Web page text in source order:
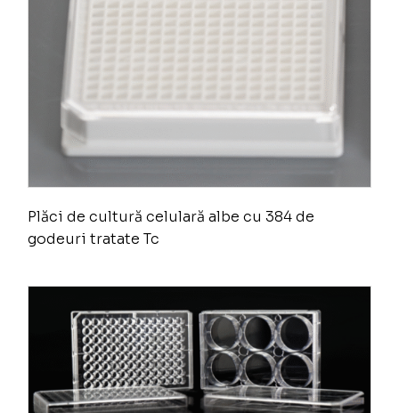
Plăci de cultură celulară albe cu 384 de
godeuri tratate Tc